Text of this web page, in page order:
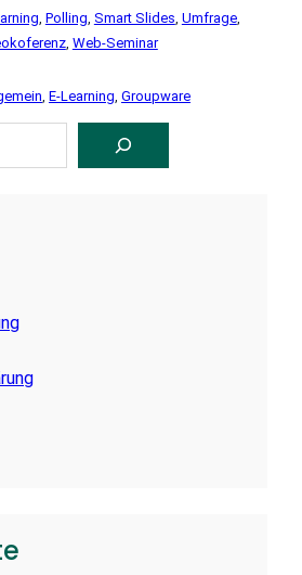
Polling Smart Slides Umfrage
, Web-Seminar
E-Learning Groupware